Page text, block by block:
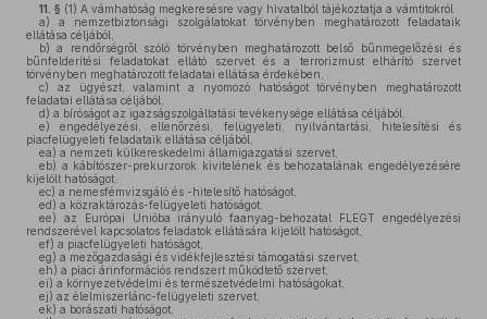
11. § (1) A vámhatóság megkeresésre vagy hivatalból tájékoztatja a vámtitokról
a) a nemzetbiztonsági szolgálatokat törvényben meghatározott feladataik
ellátása céljából,
b) a rendőrségről szóló törvényben meghatározott belső bűnmegelőzési és
bűnfelderítési feladatokat ellátó szervet és a terrorizmust elhárító szervet
törvényben meghatározott feladatai ellátása érdekében,
c) az ügyészt, valamint a nyomozó hatóságot törvényben meghatározott
feladatai ellátása céljából,
d) a bíróságot az igazságszolgáltatási tevékenysége ellátása céljából,
e) engedélyezési, ellenőrzési, felügyeleti, nyilvántartási, hitelesítési és
piacfelügyeleti feladataik ellátása céljából,
ea) a nemzeti külkereskedelmi államigazgatási szervet,
eb) a kábítószer-prekurzorok kivitelének és behozatalának engedélyezésére
kijelölt hatóságot,
ec) a nemesfémvizsgáló és -hitelesítő hatóságot,
ed) a közraktározás-felügyeleti hatóságot,
ee) az Európai Unióba irányuló faanyag-behozatal FLEGT engedélyezési
rendszerével kapcsolatos feladatok ellátására kijelölt hatóságot,
ef) a piacfelügyeleti hatóságot,
eg) a mezőgazdasági és vidékfejlesztési támogatási szervet,
eh) a piaci árinformációs rendszert működtető szervet,
ei) a környezetvédelmi és természetvédelmi hatóságokat,
ej) az élelmiszerlánc-felügyeleti szervet,
ek) a borászati hatóságot,